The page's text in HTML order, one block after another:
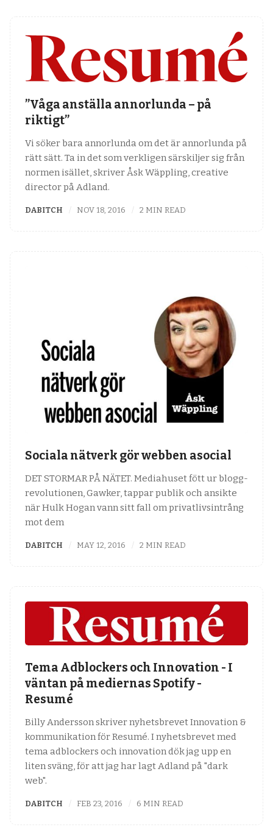
”Våga anställa annorlunda – på
riktigt”
Vi söker bara annorlunda om det är annorlunda på
rätt sätt. Ta in det som verkligen särskiljer sig från
normen isället, skriver Åsk Wäppling, creative
director på Adland.
DABITCH NOV 18, 2016 2 MIN READ
Sociala nätverk gör webben asocial
DET STORMAR PÅ NÄTET. Mediahuset fött ur blogg-
revolutionen, Gawker, tappar publik och ansikte
när Hulk Hogan vann sitt fall om privatlivsintrång
mot dem
DABITCH MAY 12, 2016 2 MIN READ
Tema Adblockers och Innovation - I
väntan på mediernas Spotify -
Resumé
Billy Andersson skriver nyhetsbrevet Innovation &
kommunikation för Resumé. I nyhetsbrevet med
tema adblockers och innovation dök jag upp en
liten sväng, för att jag har lagt Adland på "dark
web".
DABITCH FEB 23, 2016 6 MIN READ